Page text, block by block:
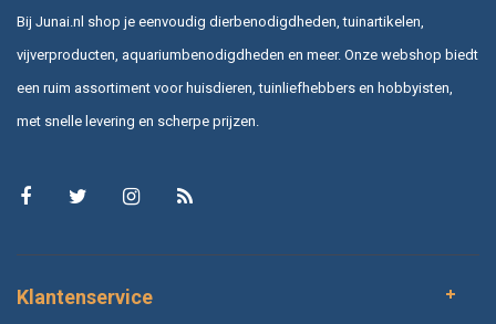
Bij Junai.nl shop je eenvoudig dierbenodigdheden, tuinartikelen,
vijverproducten, aquariumbenodigdheden en meer. Onze webshop biedt
een ruim assortiment voor huisdieren, tuinliefhebbers en hobbyisten,
met snelle levering en scherpe prijzen.
Klantenservice